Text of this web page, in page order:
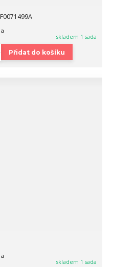
skladem 1 sada
Přidat do košíku
skladem 1 sada